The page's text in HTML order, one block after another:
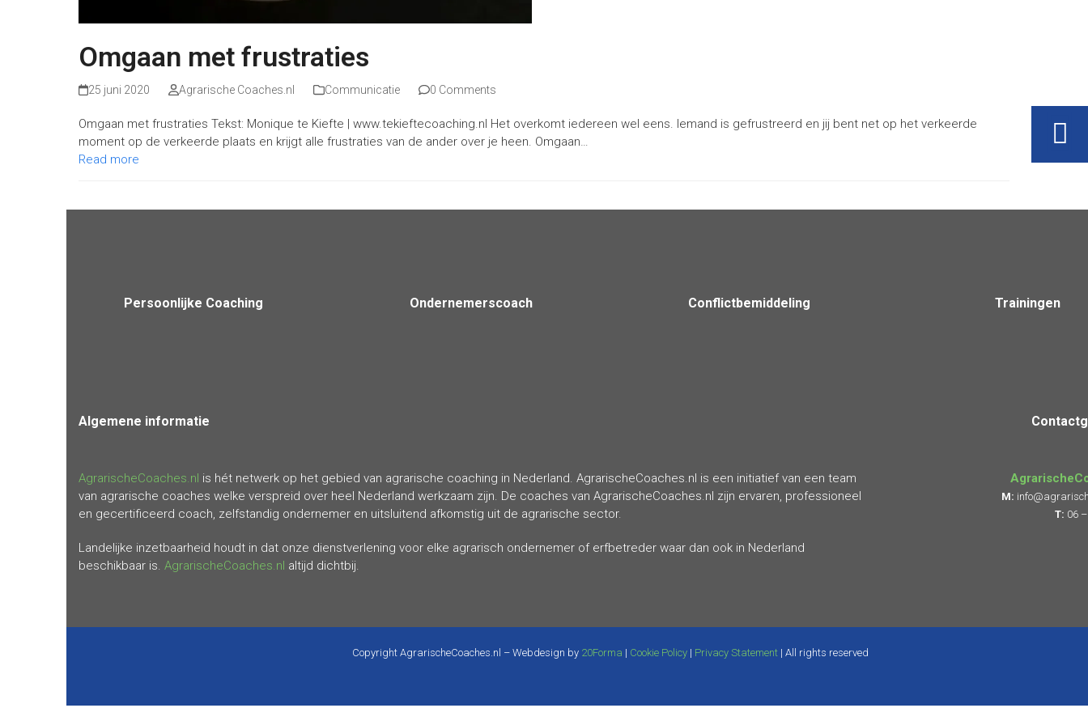
Omgaan met frustraties
25 juni 2020 Agrarische Coaches.nl Communicatie 0 Comments
Omgaan met frustraties Tekst: Monique te Kiefte | www.tekieftecoaching.nl Het overkomt iedereen wel eens. Iemand is gefrustreerd en jij bent net op het verkeerde
moment op de verkeerde plaats en krijgt alle frustraties van de ander over je heen. Omgaan…
Read more
Persoonlijke Coaching Ondernemerscoach Conflictbemiddeling Trainingen
Algemene informatie
AgrarischeCoaches.nl is hét netwerk op het gebied van agrarische coaching in Nederland. AgrarischeCoaches.nl is een initiatief van een team
van agrarische coaches welke verspreid over heel Nederland werkzaam zijn. De coaches van AgrarischeCoaches.nl zijn ervaren, professioneel
en gecertificeerd coach, zelfstandig ondernemer en uitsluitend afkomstig uit de agrarische sector.
Landelijke inzetbaarheid houdt in dat onze dienstverlening voor elke agrarisch ondernemer of erfbetreder waar dan ook in Nederland
beschikbaar is. AgrarischeCoaches.nl altijd dichtbij.
M:
T: 06
Copyright AgrarischeCoaches.nl – Webdesign by 20Forma | Cookie Policy | Privacy Statement | All rights reserved